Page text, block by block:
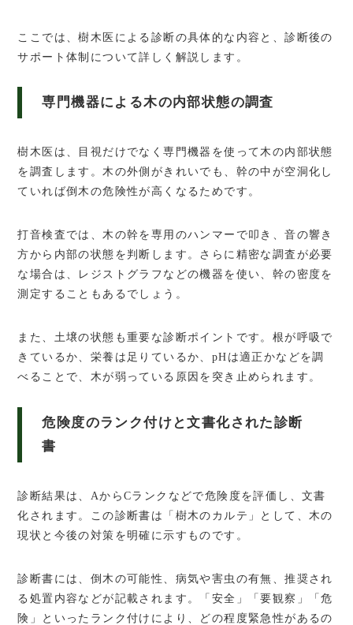
ここでは、樹木医による診断の具体的な内容と、診断後の
サポート体制について詳しく解説します。
専門機器による木の内部状態の調査
樹木医は、目視だけでなく専門機器を使って木の内部状態
を調査します。木の外側がきれいでも、幹の中が空洞化し
ていれば倒木の危険性が高くなるためです。
打音検査では、木の幹を専用のハンマーで叩き、音の響き
方から内部の状態を判断します。さらに精密な調査が必要
な場合は、レジストグラフなどの機器を使い、幹の密度を
測定することもあるでしょう。
また、土壌の状態も重要な診断ポイントです。根が呼吸で
きているか、栄養は足りているか、pHは適正かなどを調
べることで、木が弱っている原因を突き止められます。
危険度のランク付けと文書化された診断
書
診断結果は、AからCランクなどで危険度を評価し、文書
化されます。この診断書は「樹木のカルテ」として、木の
現状と今後の対策を明確に示すものです。
診断書には、倒木の可能性、病気や害虫の有無、推奨され
る処置内容などが記載されます。「安全」「要観察」「危
険」といったランク付けにより、どの程度緊急性があるの